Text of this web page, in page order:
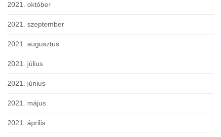
2021. október
2021. szeptember
2021. augusztus
2021. július
2021. június
2021. május
2021. április